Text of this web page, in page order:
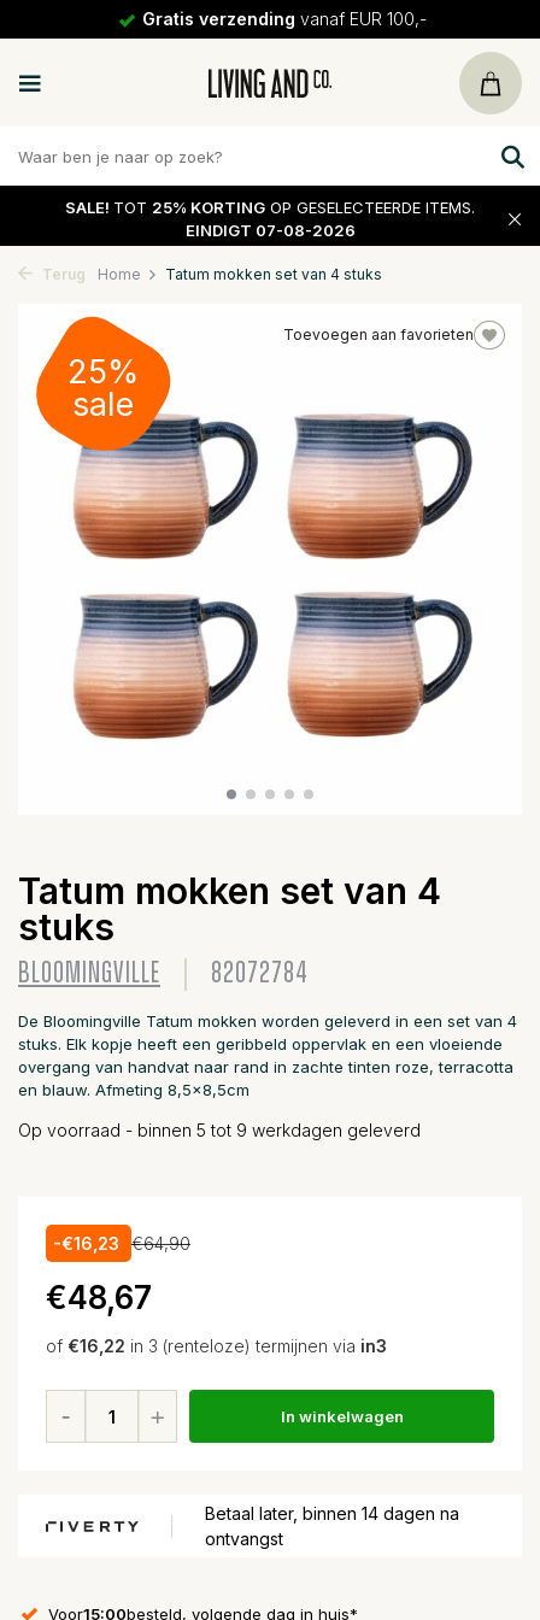
Gratis verzending vanaf EUR 100,-
SALE! TOT 25% KORTING OP GESELECTEERDE ITEMS.
EINDIGT 07-08-2026
Terug Home Tatum mokken set van 4 stuks
Toevoegen aan favorieten
25%
sale
Tatum mokken set van 4
stuks
BLOOMINGVILLE 82072784
De Bloomingville Tatum mokken worden geleverd in een set van 4
stuks. Elk kopje heeft een geribbeld oppervlak en een vloeiende
overgang van handvat naar rand in zachte tinten roze, terracotta
en blauw. Afmeting 8,5x8,5cm
Op voorraad - binnen 5 tot 9 werkdagen geleverd
-€16,23 €64,90
€48,67
of €16,22 in 3 (renteloze) termijnen via in3
In winkelwagen
Betaal later, binnen 14 dagen na
ontvangst
Voor15:00besteld, volgende dag in huis*